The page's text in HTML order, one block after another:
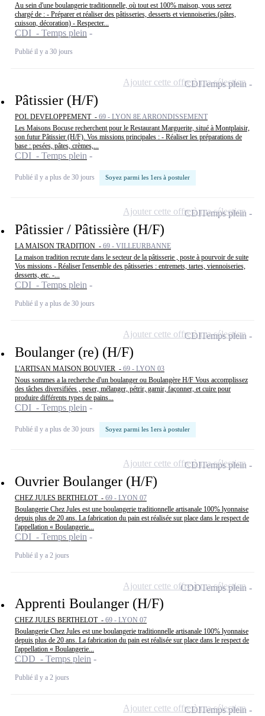
Au sein d'une boulangerie traditionnelle, où tout est 100% maison, vous serez
chargé de : - Préparer et réaliser des pâtisseries, desserts et viennoiseries.(pâtes,
cuisson, décoration) - Respecter...
CDI - Temps plein
Publié il y a 30 jours
Pâtissier (H/F)
POL DEVELOPPEMENT - 69 - LYON 8E ARRONDISSEMENT
Les Maisons Bocuse recherchent pour le Restaurant Marguerite, situé à Montplaisir,
son futur Pâtissier (H/F). Vos missions principales : - Réaliser les préparations de
base : pesées, pâtes, crèmes,...
CDI - Temps plein
Publié il y a plus de 30 jours Soyez parmi les 1ers à postuler
CDITemps plein
Ajouter cette offre à ma sélection
Pâtissier / Pâtissière (H/F)
LA MAISON TRADITION - 69 - VILLEURBANNE
La maison tradition recrute dans le secteur de la pâtisserie , poste à pourvoir de suite
Vos missions - Réaliser l'ensemble des pâtisseries : entremets, tartes, viennoiseries,
desserts, etc. -...
CDI - Temps plein
Publié il y a plus de 30 jours
CDITemps plein
Ajouter cette offre à ma sélection
Boulanger (re) (H/F)
L'ARTISAN MAISON BOUVIER - 69 - LYON 03
Nous sommes a la recherche d'un boulanger ou Boulangère H/F Vous accomplissez
des tâches diversifiées , peser, mélanger, pétrir, garnir, façonner, et cuire pour
produire différents types de pains...
CDI - Temps plein
Publié il y a plus de 30 jours Soyez parmi les 1ers à postuler
CDITemps plein
Ajouter cette offre à ma sélection
Ouvrier Boulanger (H/F)
CHEZ JULES BERTHELOT - 69 - LYON 07
Boulangerie Chez Jules est une boulangerie traditionnelle artisanale 100% lyonnaise
depuis plus de 20 ans. La fabrication du pain est réalisée sur place dans le respect de
l'appellation « Boulangerie...
CDI - Temps plein
Publié il y a 2 jours
CDITemps plein
Ajouter cette offre à ma sélection
Apprenti Boulanger (H/F)
CHEZ JULES BERTHELOT - 69 - LYON 07
Boulangerie Chez Jules est une boulangerie traditionnelle artisanale 100% lyonnaise
depuis plus de 20 ans. La fabrication du pain est réalisée sur place dans le respect de
l'appellation « Boulangerie...
CDD - Temps plein
Publié il y a 2 jours
CDDTemps plein
Ajouter cette offre à ma sélection
CDITemps plein
Ajouter cette offre à ma sélection